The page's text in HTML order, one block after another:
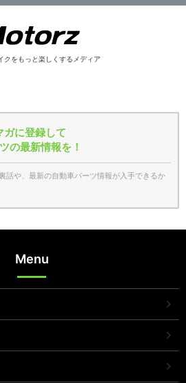
クをもっと楽しくするメディア
に登録して
の最新情報を！
話や、最新の自動車パーツ情報が入手できるか
Menu